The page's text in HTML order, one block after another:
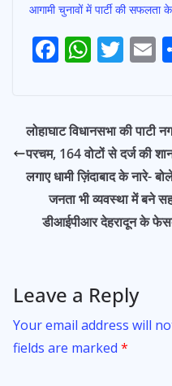
आगामी चुनावों में पार्टी की सफलता
Post
F
b
o
o
k
W
s
A
p
p
T
er
E
l
लोहाघाट विधानसभा की पाटी
परचम, 164 वोटों से दर्ज की
लगाए धामी ज़िंदाबाद के नारे-
जनता भी व्यवस्था में बने
डीआईपीआर देहरादून के
Leave a Reply
Your email address will
fields are marked *